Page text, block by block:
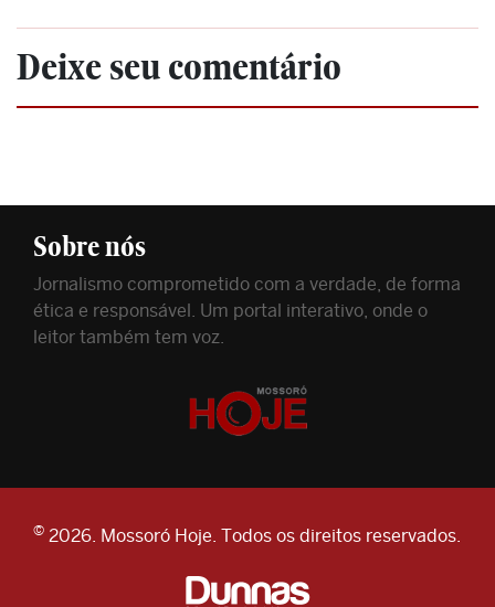
Deixe seu comentário
Sobre nós
Jornalismo comprometido com a verdade, de forma
ética e responsável. Um portal interativo, onde o
leitor também tem voz.
© 2026. Mossoró Hoje. Todos os direitos reservados.